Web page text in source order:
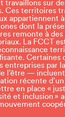
travaillons sur
Ces territoires
appartiennent
dont la
remonte à des
La FCCT
Certaines
entreprises par
l’être —
récente d’un
en place «
et inclusion »